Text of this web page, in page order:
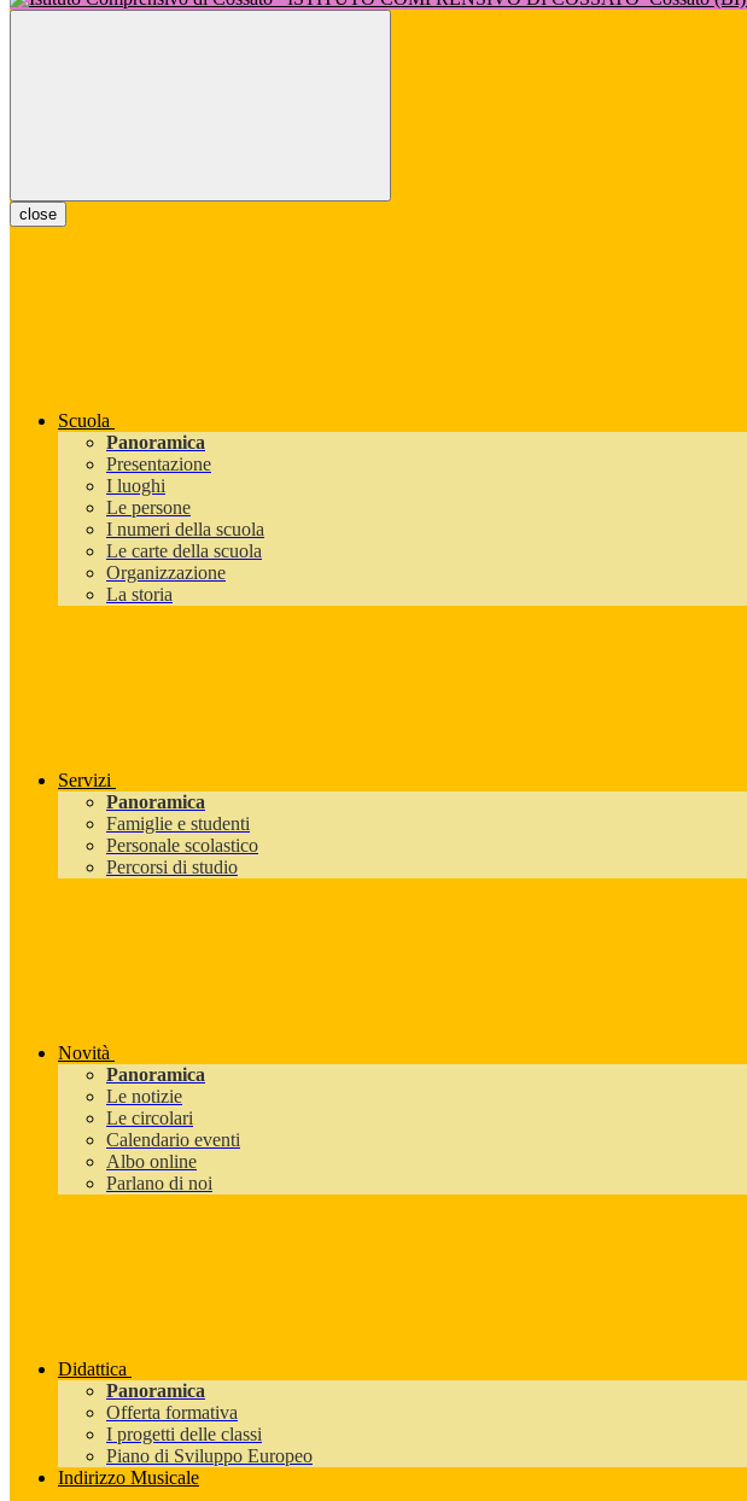
close
Scuola
Panoramica
Presentazione
I luoghi
Le persone
I numeri della scuola
Le carte della scuola
Organizzazione
La storia
Servizi
Panoramica
Famiglie e studenti
Personale scolastico
Percorsi di studio
Novità
Panoramica
Le notizie
Le circolari
Calendario eventi
Albo online
Parlano di noi
Didattica
Panoramica
Offerta formativa
I progetti delle classi
Piano di Sviluppo Europeo
Indirizzo Musicale